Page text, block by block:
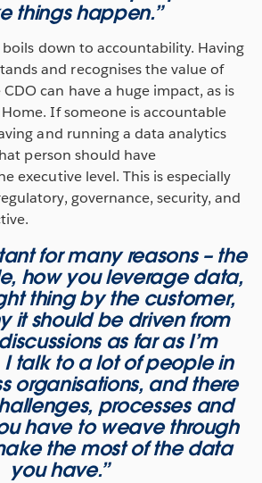
things happen.”
boils down to accountability. Having
and recognises the value of
can have a huge impact, as is
If someone is accountable
and running a data analytics
person should have
executive level. This is especially
governance, security, and
for many reasons – the
how you leverage data,
thing by the customer,
it should be driven from
as far as I’m
talk to a lot of people in
organisations, and there
processes and
have to weave through
the most of the data
you have.”